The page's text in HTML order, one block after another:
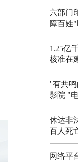
六部门
障百姓
1.25亿
核准在
"有共
影院 "
休达非
百人死
网络平